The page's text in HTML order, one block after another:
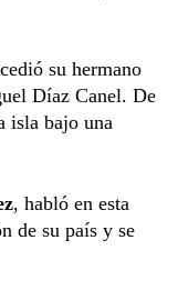
su hermano
Díaz Canel. De
isla bajo una
, habló en esta
de su país y se